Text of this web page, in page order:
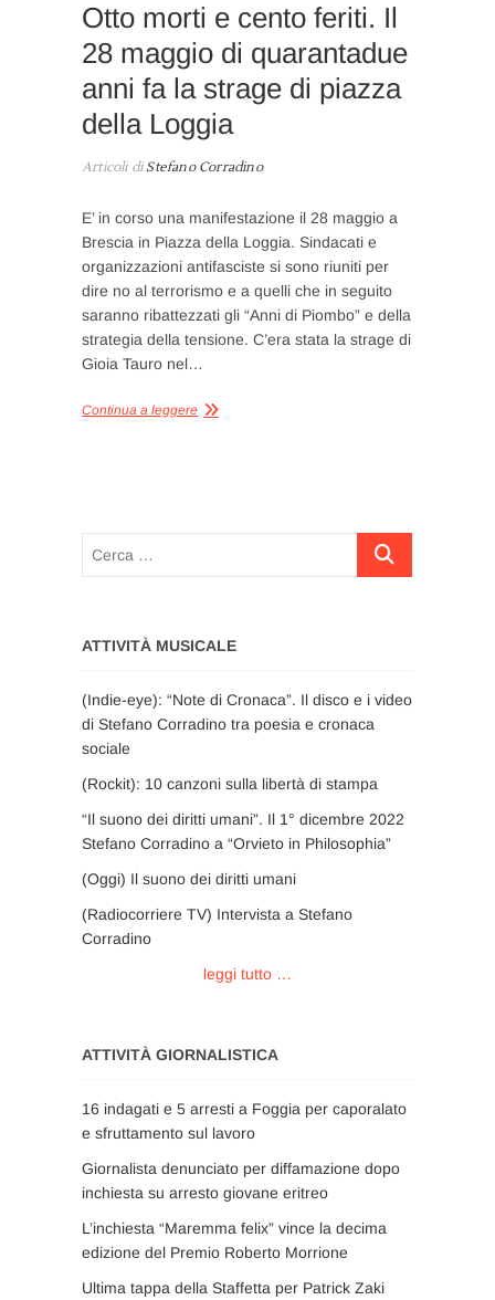
Otto morti e cento feriti. Il
28 maggio di quarantadue
anni fa la strage di piazza
della Loggia
Articoli diStefano Corradino
E’ in corso una manifestazione il 28 maggio a
Brescia in Piazza della Loggia. Sindacati e
organizzazioni antifasciste si sono riuniti per
dire no al terrorismo e a quelli che in seguito
saranno ribattezzati gli “Anni di Piombo” e della
strategia della tensione. C’era stata la strage di
Gioia Tauro nel…
Continua a leggere
Cerca
ATTIVITÀ MUSICALE
(Indie-eye): “Note di Cronaca”. Il disco e i video
di Stefano Corradino tra poesia e cronaca
sociale
(Rockit): 10 canzoni sulla libertà di stampa
“Il suono dei diritti umani”. Il 1° dicembre 2022
Stefano Corradino a “Orvieto in Philosophia”
(Oggi) Il suono dei diritti umani
(Radiocorriere TV) Intervista a Stefano
Corradino
leggi tutto …
ATTIVITÀ GIORNALISTICA
16 indagati e 5 arresti a Foggia per caporalato
e sfruttamento sul lavoro
Giornalista denunciato per diffamazione dopo
inchiesta su arresto giovane eritreo
L’inchiesta “Maremma felix” vince la decima
edizione del Premio Roberto Morrione
Ultima tappa della Staffetta per Patrick Zaki